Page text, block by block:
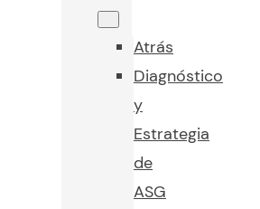
Atrás
Diagnóstico
y
Estrategia
de
ASG